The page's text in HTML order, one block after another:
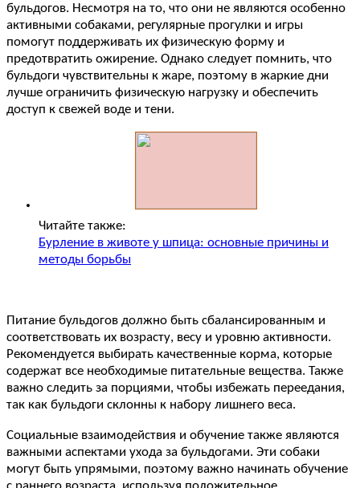
бульдогов. Несмотря на то, что они не являются особенно
активными собаками, регулярные прогулки и игры
помогут поддерживать их физическую форму и
предотвратить ожирение. Однако следует помнить, что
бульдоги чувствительны к жаре, поэтому в жаркие дни
лучше ограничить физическую нагрузку и обеспечить
доступ к свежей воде и тени.
Читайте также:
Бурление в животе у шпица: основные причины и
методы борьбы
Питание бульдогов должно быть сбалансированным и
соответствовать их возрасту, весу и уровню активности.
Рекомендуется выбирать качественные корма, которые
содержат все необходимые питательные вещества. Также
важно следить за порциями, чтобы избежать переедания,
так как бульдоги склонны к набору лишнего веса.
Социальные взаимодействия и обучение также являются
важными аспектами ухода за бульдогами. Эти собаки
могут быть упрямыми, поэтому важно начинать обучение